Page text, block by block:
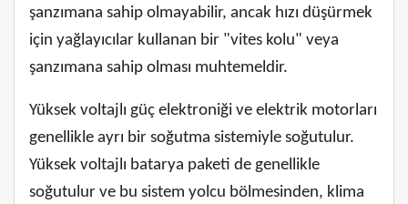
şanzımana sahip olmayabilir, ancak hızı düşürmek
için yağlayıcılar kullanan bir "vites kolu" veya
şanzımana sahip olması muhtemeldir.
Yüksek voltajlı güç elektroniği ve elektrik motorları
genellikle ayrı bir soğutma sistemiyle soğutulur.
Yüksek voltajlı batarya paketi de genellikle
soğutulur ve bu sistem yolcu bölmesinden, klima